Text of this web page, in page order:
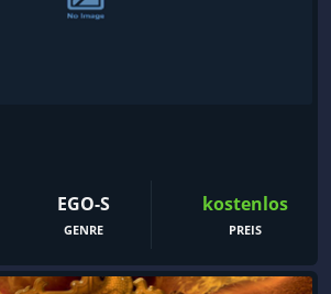
EGO-S
GENRE
kostenlos
PREIS